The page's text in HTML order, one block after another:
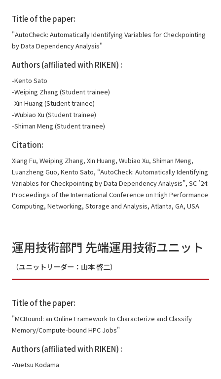
Title of the paper:
"AutoCheck: Automatically Identifying Variables for Checkpointing
by Data Dependency Analysis"
Authors (affiliated with RIKEN) :
-Kento Sato
-Weiping Zhang (Student trainee)
-Xin Huang (Student trainee)
-Wubiao Xu (Student trainee)
-Shiman Meng (Student trainee)
Citation:
Xiang Fu, Weiping Zhang, Xin Huang, Wubiao Xu, Shiman Meng,
Luanzheng Guo, Kento Sato, “AutoCheck: Automatically Identifying
Variables for Checkpointing by Data Dependency Analysis”, SC ’24:
Proceedings of the International Conference on High Performance
Computing, Networking, Storage and Analysis, Atlanta, GA, USA
運用技術部門 先端運用技術ユニット
（ユニットリーダー：山本 啓二）
Title of the paper:
"MCBound: an Online Framework to Characterize and Classify
Memory/Compute-bound HPC Jobs"
Authors (affiliated with RIKEN) :
-Yuetsu Kodama